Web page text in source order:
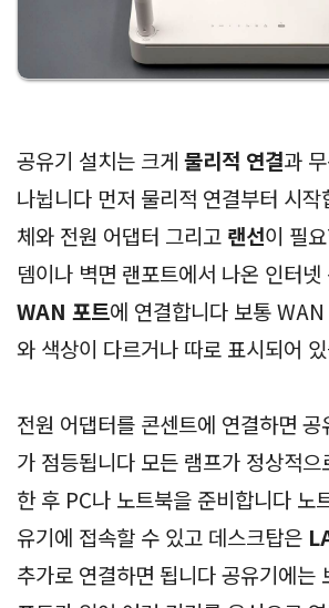
공유기 설치는 크게 물리적 연결과
나뉩니다 먼저 물리적 연결부터 시
체와 전원 어댑터 그리고 랜선이 필
뎀이나 벽면 랜포트에서 나온 인터넷
WAN 포트에 연결합니다 보통
와 색상이 다르거나 따로 표시되어
전원 어댑터를 콘센트에 연결하면
가 점등됩니다 모든 램프가 정상적으
한 후 PC나 노트북을 준비합니다 노
유기에 접속할 수 있고 데스크탑은
추가로 연결하면 됩니다 공유기에는